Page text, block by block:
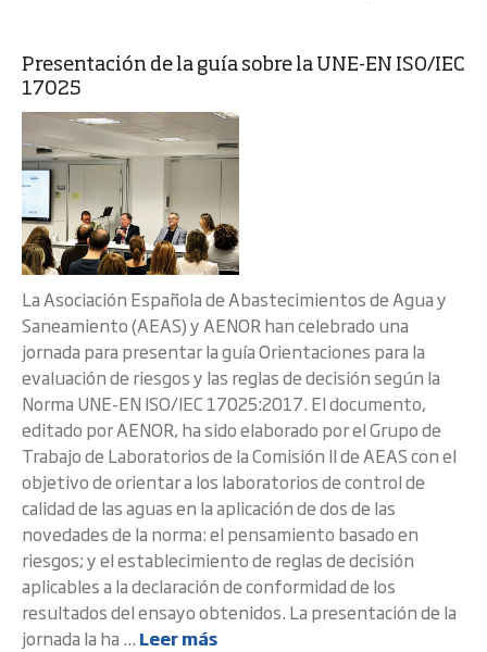
Presentación de la guía sobre la UNE-EN ISO/IEC
17025
La Asociación Española de Abastecimientos de Agua y
Saneamiento (AEAS) y AENOR han celebrado una
jornada para presentar la guía Orientaciones para la
evaluación de riesgos y las reglas de decisión según la
Norma UNE-EN ISO/IEC 17025:2017. El documento,
editado por AENOR, ha sido elaborado por el Grupo de
Trabajo de Laboratorios de la Comisión II de AEAS con el
objetivo de orientar a los laboratorios de control de
calidad de las aguas en la aplicación de dos de las
novedades de la norma: el pensamiento basado en
riesgos; y el establecimiento de reglas de decisión
aplicables a la declaración de conformidad de los
resultados del ensayo obtenidos. La presentación de la
jornada la ha ... Leer más